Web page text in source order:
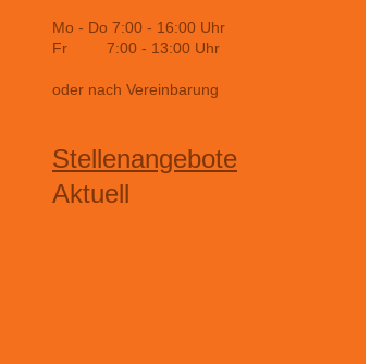
Mo - Do 7:00 - 16:00 Uhr
Fr 7:00 - 13:00 Uhr
oder nach Vereinbarung
Stellenangebote
Aktuell